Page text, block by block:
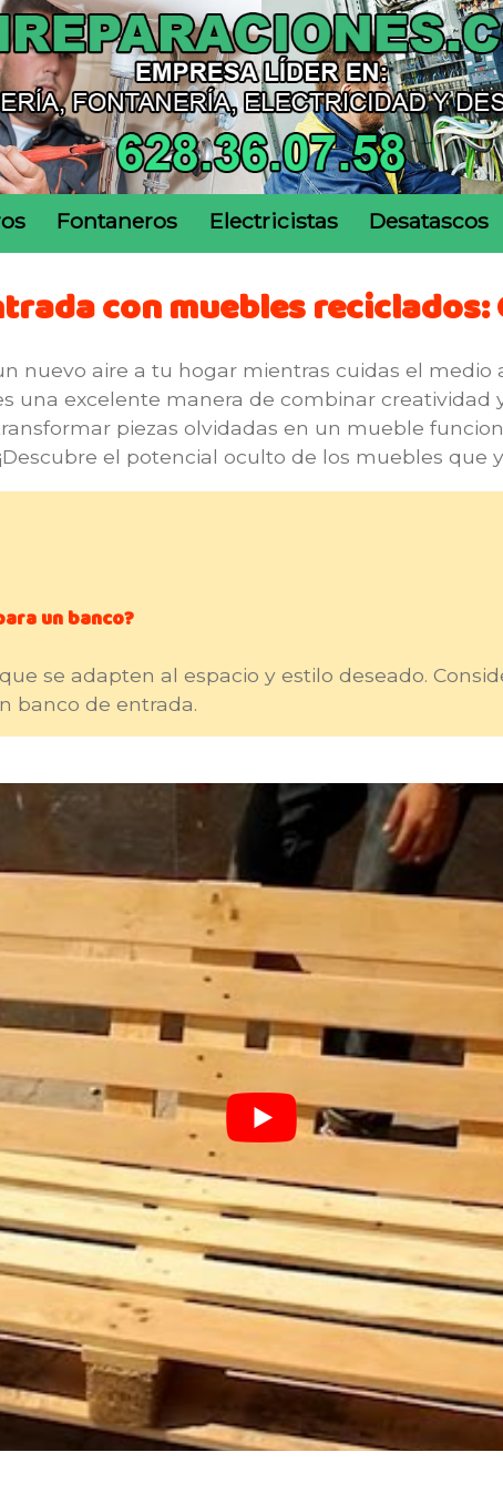
Fontaneros Electricistas Desatascos
con muebles
nuevo aire a tu hogar mientras cuidas el
una excelente manera de combinar creatividad
piezas olvidadas en un mueble
el potencial oculto de los muebles que
un banco?
se adapten al espacio y estilo deseado.
banco de entrada.